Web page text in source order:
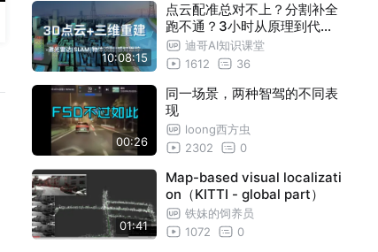
10:08:15
点云配准总对不上？分割补全
跑不通？3小时从原理到代码
，3D视觉全流程一次跑通！
迪哥AI知识课堂
1612
36
00:26
同一场景，两种智驾的不同表
现
loong西方虫
2302
0
01:41
Map-based visual localizati
on（KITTI - global part）
铁妹的饲养员
1072
0